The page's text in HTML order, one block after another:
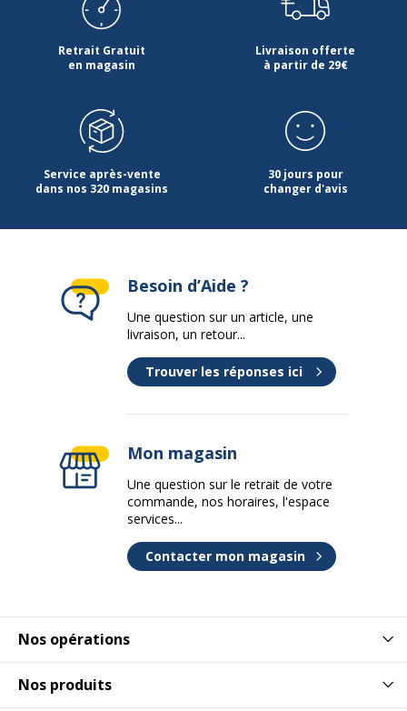
Retrait Gratuit
en magasin
Livraison offerte
à partir de 29€
Service après-vente
dans nos 320 magasins
30 jours pour
changer d'avis
Nos opérations
Nos produits
Besoin d’Aide ?
Une question sur un article, une
livraison, un retour...
Trouver les réponses ici
Mon magasin
Une question sur le retrait de votre
commande, nos horaires, l'espace
services...
Contacter mon magasin